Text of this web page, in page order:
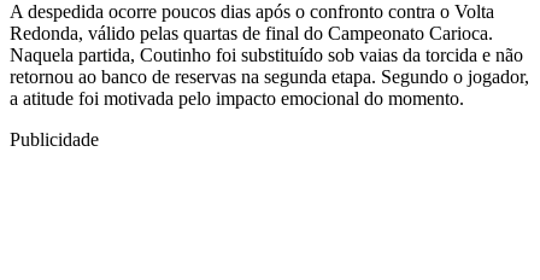
A despedida ocorre poucos dias após o confronto contra o Volta
Redonda, válido pelas quartas de final do Campeonato Carioca.
Naquela partida, Coutinho foi substituído sob vaias da torcida e não
retornou ao banco de reservas na segunda etapa. Segundo o jogador,
a atitude foi motivada pelo impacto emocional do momento.
Publicidade